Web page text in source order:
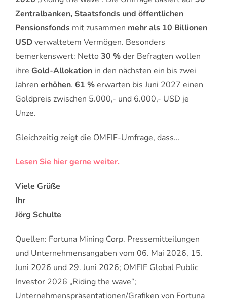
Zentralbanken, Staatsfonds und öffentlichen
Pensionsfonds mit zusammen mehr als 10 Billionen
USDverwaltetem Vermögen. Besonders
bemerkenswert: Netto 30 %der Befragten wollen
ihre Gold-Allokation in den nächsten ein bis zwei
Jahren erhöhen. 61 %erwarten bis Juni 2027 einen
Goldpreis zwischen 5.000,- und 6.000,- USD je
Unze.
Gleichzeitig zeigt die OMFIF-Umfrage, dass…
Lesen Sie hier gerne weiter.
Viele Grüße
Ihr
Jörg Schulte
Quellen: Fortuna Mining Corp. Pressemitteilungen
und Unternehmensangaben vom 06. Mai 2026, 15.
Juni 2026 und 29. Juni 2026; OMFIF Global Public
Investor 2026 „Riding the wave“;
Unternehmenspräsentationen/Grafiken von Fortuna